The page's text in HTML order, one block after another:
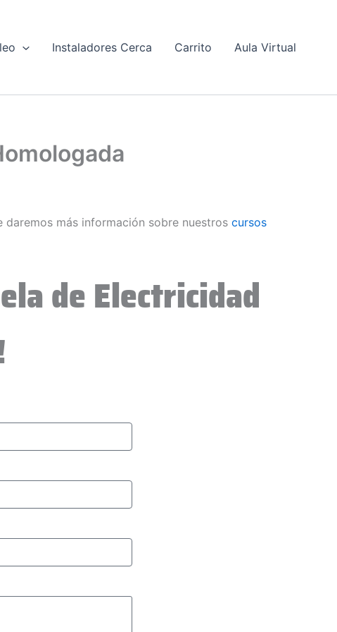
Instaladores Cerca Carrito Aula Virtual
daremos más información sobre nuestros cursos
de Electricidad